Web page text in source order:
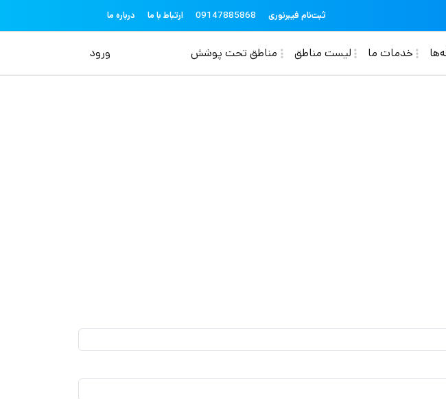
topheader
درباره ما ارتباط با ما 09147885868 ثبت‌نام فیبرنوری
خدمات ما لیست مناطق مناطق تحت پوشش منوی حساب کاربری
ورود